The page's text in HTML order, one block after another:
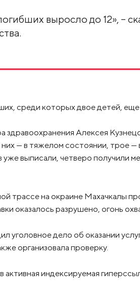
выросло до 12», –
среди которых двое детей, еще
здравоохранения Алексея
— в тяжелом состоянии, трое
выписали, четверо получили
трассе на окраине Махачкалы
оказалось разрушено, огонь
уголовное дело об оказании
организовала проверку.
индексируемая